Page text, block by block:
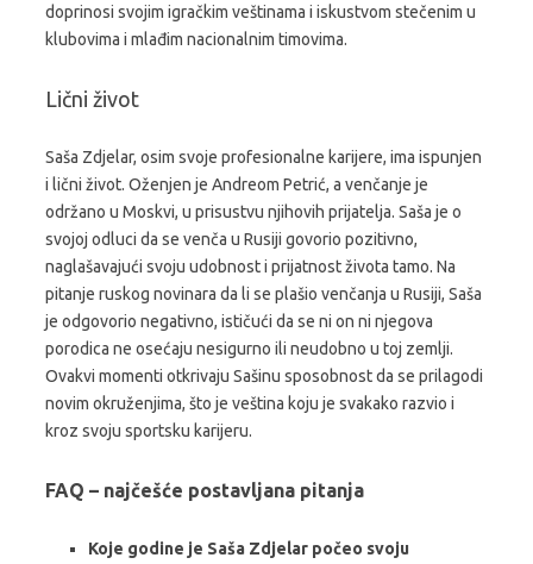
doprinosi svojim igračkim veštinama i iskustvom stečenim u
klubovima i mlađim nacionalnim timovima.
Lični život
Saša Zdjelar, osim svoje profesionalne karijere, ima ispunjen
i lični život. Oženjen je Andreom Petrić, a venčanje je
održano u Moskvi, u prisustvu njihovih prijatelja. Saša je o
svojoj odluci da se venča u Rusiji govorio pozitivno,
naglašavajući svoju udobnost i prijatnost života tamo. Na
pitanje ruskog novinara da li se plašio venčanja u Rusiji, Saša
je odgovorio negativno, ističući da se ni on ni njegova
porodica ne osećaju nesigurno ili neudobno u toj zemlji.
Ovakvi momenti otkrivaju Sašinu sposobnost da se prilagodi
novim okruženjima, što je veština koju je svakako razvio i
kroz svoju sportsku karijeru.
FAQ – najčešće postavljana pitanja
Koje godine je Saša Zdjelar počeo svoju